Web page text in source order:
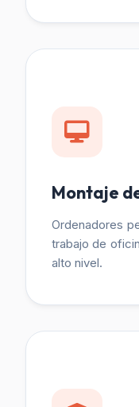
Montaje
Ordenadores
trabajo de
alto nivel.